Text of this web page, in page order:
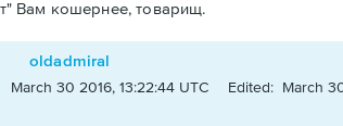
Вам кошернее, товарищ.
oldadmiral
March 30 2016, 13:22:44 UTC Edited: March